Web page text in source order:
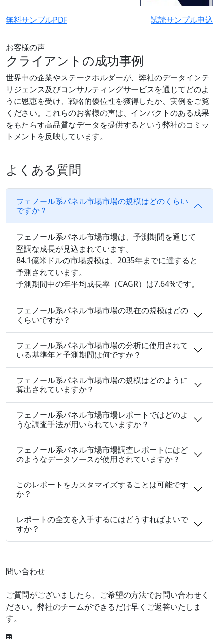
無料サンプルPDF 試読サンプル申込
お客様の声
クライアントの成功事例
世界中の企業やステークホルダーが、弊社のデータインテ
リジェンス及びコンサルティングサービスを通じてどのよ
うに恩恵を受け、戦略的優位性を獲得したか、実例をご覧
ください。これらのお客様の声は、インパクトのある成果
をもたらす高品質なデータを提供するという弊社のコミッ
トメントを反映しています。
よくある質問
フェノール系パネル市場市場の規模はどのくらい
ですか？
フェノール系パネル市場市場は、予測期間を通じて
堅調な成長が見込まれています。
84.1億米ドルの市場規模は、2035年までに達すると
予測されています。
予測期間中の年平均成長率（CAGR）は7.64%です。
フェノール系パネル市場市場の現在の規模はどの
くらいですか？
フェノール系パネル市場市場の分析に使用されて
いる基準年と予測期間は何ですか？
フェノール系パネル市場市場の規模はどのように
算出されていますか？
フェノール系パネル市場市場レポートではどのよ
うな調査手法が用いられていますか？
フェノール系パネル市場市場調査レポートにはど
のようなデータソースが使用されていますか？
このレポートをカスタマイズすることは可能です
か？
レポートの全文を入手するにはどうすればよいで
すか？
問い合わせ
ご質問がございましたら、ご希望の方法でお問い合わせく
ださい。弊社のチームができるだけ早くご返答いたしま
す。